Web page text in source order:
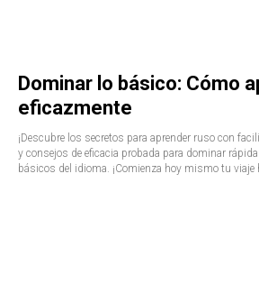
Dominar lo básico: Cómo
eficazmente
¡Descubre los secretos para aprender ruso con
y consejos de eficacia probada para dominar
básicos del idioma. ¡Comienza hoy mismo tu viaje